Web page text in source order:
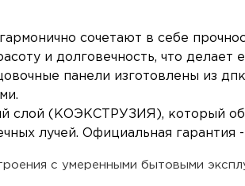
сочетают в себе
и долговечность, что
панели изготовлены из
слой (КОЭКСТРУЗИЯ), который
лучей. Официальная гарантия
с умеренными бытовыми